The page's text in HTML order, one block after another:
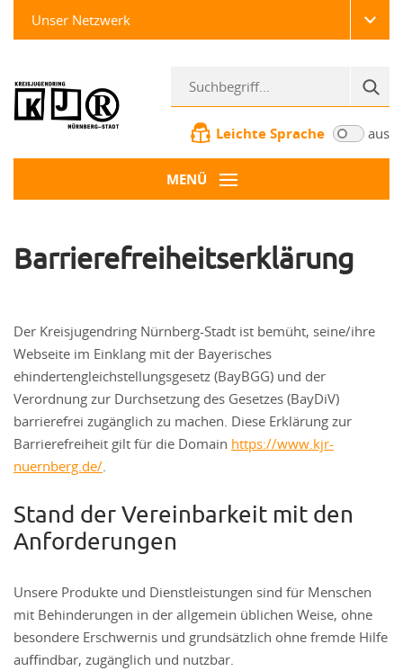
Unser Netzwerk
Leichte Sprache aus
MENÜ
Barrierefreiheitserklärung
Der Kreisjugendring Nürnberg-Stadt ist bemüht, seine/ihre
Webseite im Einklang mit der Bayerisches
ehindertengleichstellungsgesetz (BayBGG) und der
Verordnung zur Durchsetzung des Gesetzes (BayDiV)
barrierefrei zugänglich zu machen. Diese Erklärung zur
Barrierefreiheit gilt für die Domain https://www.kjr-
nuernberg.de/.
Stand der Vereinbarkeit mit den
Anforderungen
Unsere Produkte und Dienstleistungen sind für Menschen
mit Behinderungen in der allgemein üblichen Weise, ohne
besondere Erschwernis und grundsätzlich ohne fremde Hilfe
auﬃndbar, zugänglich und nutzbar.